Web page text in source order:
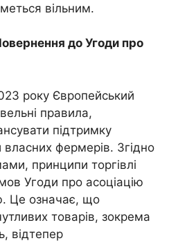
вільним.
до Угоди про
року Європейський
правила,
підтримку
власних фермерів. Згідно
принципи торгівлі
Угоди про асоціацію
Це означає, що
товарів, зокрема
відтепер